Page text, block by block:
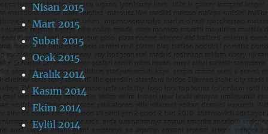
Nisan 2015
Mart 2015
Şubat 2015
Ocak 2015
Aralık 2014
Kasım 2014
Ekim 2014
Eylül 2014